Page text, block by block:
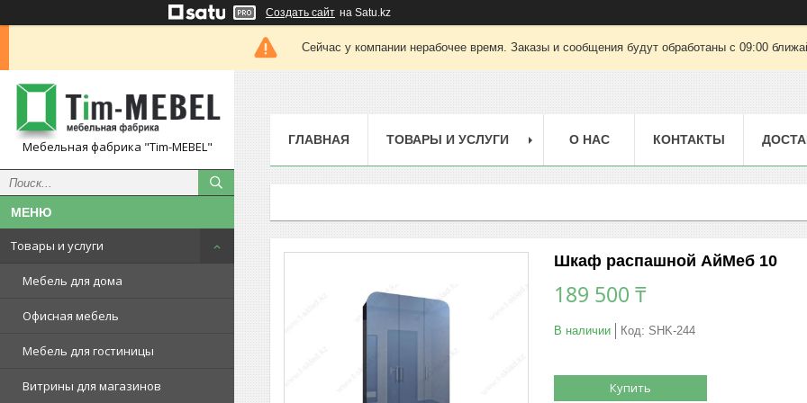
Создать сайт на Satu.kz
Сейчас у компании нерабочее время. Заказы и сообщения будут обработаны с 09:00
Мебельная фабрика "Tim-MEBEL"
Товары и услуги
Мебель для дома
Офисная мебель
Мебель для гостиницы
Витрины для магазинов
ГЛАВНАЯ ТОВАРЫ И УСЛУГИ О НАС КОНТАКТЫ
Шкаф распашной АйМеб 10
189 500 ₸
В наличии Код: SHK-244
Купить